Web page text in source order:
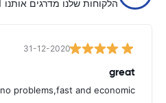
הלקוחות שלנו מדרגים אותנו 9.1 /10 מתוך 12842
31-12-2020
great
no problems,fast and economic